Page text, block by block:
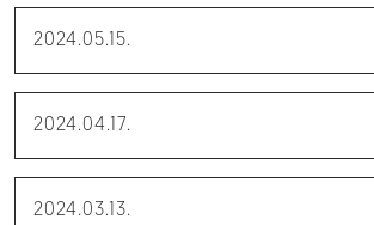
2024.05.15.
2024.04.17.
2024.03.13.